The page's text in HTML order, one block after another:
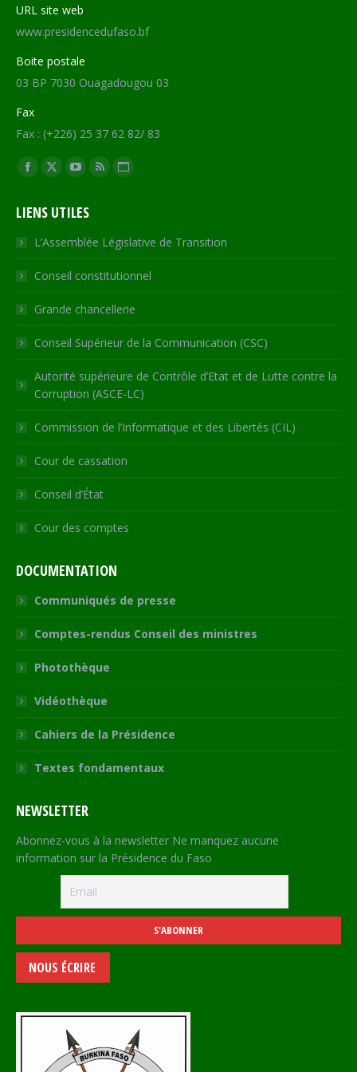
URL site web
www.presidencedufaso.bf
Boite postale
03 BP 7030 Ouagadougou 03
Fax
Fax : (+226) 25 37 62 82/ 83
Trouvez nous sur :
Facebook
opens
in
new
window
X
opens
in
new
window
YouTube
opens
in
new
window
RSS
in
new
window
Site
opens
in
new
LIENS UTILES
L’Assemblée Législative de Transition
Conseil constitutionnel
Grande chancellerie
Conseil Supérieur de la Communication (CSC)
Autorité supérieure de Contrôle d’Etat et de Lutte contre la
Corruption (ASCE-LC)
Commission de l’Informatique et des Libertés (CIL)
Cour de cassation
Conseil d’État
Cour des comptes
DOCUMENTATION
Communiqués de presse
Comptes-rendus Conseil des ministres
Photothèque
Vidéothèque
Cahiers de la Présidence
Textes fondamentaux
NEWSLETTER
Abonnez-vous à la newsletter Ne manquez aucune
information sur la Présidence du Faso
NOUS ÉCRIRE